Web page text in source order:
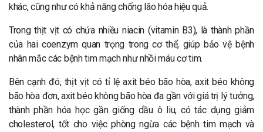
khác, cũng như có khả năng chống lão hóa hiệu quả.
Trong thịt vịt có chứa nhiều niacin (vitamin B3), là thành phần
của hai coenzym quan trọng trong cơ thể, giúp bảo vệ bệnh
nhân mắc các bệnh tim mạch như nhồi máu cơ tim.
Bên cạnh đó, thịt vịt có tỉ lệ axit béo bão hòa, axit béo không
bão hòa đơn, axit béo không bão hòa đa gần với giá trị lý tưởng,
thành phần hóa học gần giống dầu ô liu, có tác dụng giảm
cholesterol, tốt cho việc phòng ngừa các bệnh tim mạch và